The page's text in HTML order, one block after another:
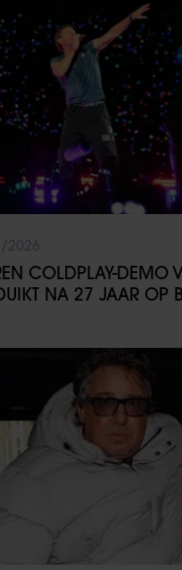
COLDPLAY-DEMO
NA 27 JAAR OP